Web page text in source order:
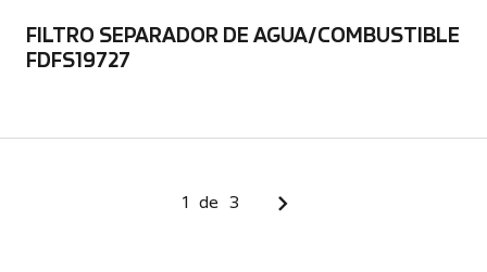
FILTRO SEPARADOR DE AGUA/COMBUSTIBLE
FDFS19727
1 de 3